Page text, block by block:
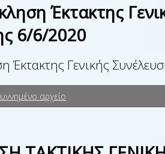
Έκτακτης
6/6/2020
Έκτακτης Γενικής
αρχείο